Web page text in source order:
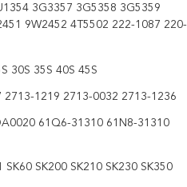
3G3357 3G5358 3G5359
9W2452 4T5502 222-1087 220-
30S 35S 40S 45S
1219 2713-0032 2713-1236
61Q6-31310 61N8-31310
SK200 SK210 SK230 SK350